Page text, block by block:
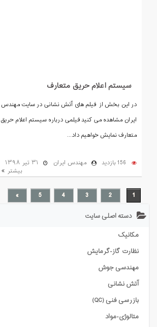
سیستم اعلام حریق متعارف
در این بخش از فیلم های آتش نشانی در سایت مهندس
ایران مشاهده می کنید فیلمی درباره سیستم اعلام حریق
متعارف نمایش خواهیم داد...
156 بازدید مهندس ایران ۳۱ تیر ۱۳۹۸
بیشتر
1
2
3
4
5
»
دسته اصلی سایت
مکانیک
نظارت گاز-گرمایش
مهندسی جوش
آتش نشانی
بازرسی فنی (QC)
متالوژی-مواد